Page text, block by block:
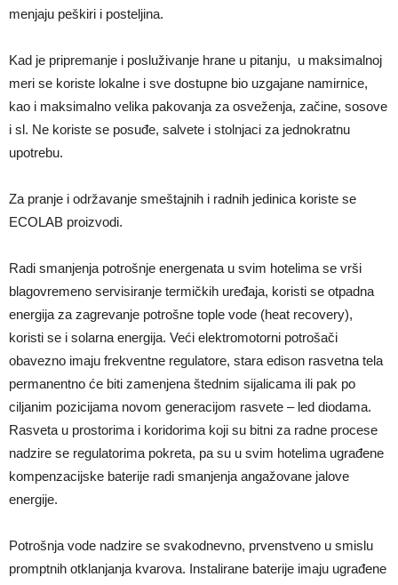
menjaju peškiri i posteljina.
Kad je pripremanje i posluživanje hrane u pitanju, u maksimalnoj
meri se koriste lokalne i sve dostupne bio uzgajane namirnice,
kao i maksimalno velika pakovanja za osveženja, začine, sosove
i sl. Ne koriste se posuđe, salvete i stolnjaci za jednokratnu
upotrebu.
Za pranje i održavanje smeštajnih i radnih jedinica koriste se
ECOLAB proizvodi.
Radi smanjenja potrošnje energenata u svim hotelima se vrši
blagovremeno servisiranje termičkih uređaja, koristi se otpadna
energija za zagrevanje potrošne tople vode (heat recovery),
koristi se i solarna energija. Veći elektromotorni potrošači
obavezno imaju frekventne regulatore, stara edison rasvetna tela
permanentno će biti zamenjena štednim sijalicama ili pak po
ciljanim pozicijama novom generacijom rasvete – led diodama.
Rasveta u prostorima i koridorima koji su bitni za radne procese
nadzire se regulatorima pokreta, pa su u svim hotelima ugrađene
kompenzacijske baterije radi smanjenja angažovane jalove
energije.
Potrošnja vode nadzire se svakodnevno, prvenstveno u smislu
promptnih otklanjanja kvarova. Instalirane baterije imaju ugrađene